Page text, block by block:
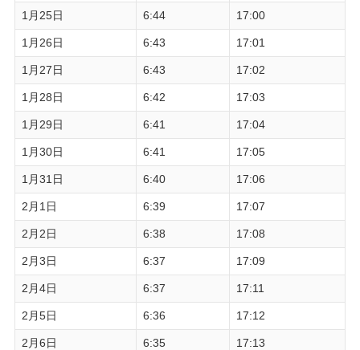
1月25日 6:44 17:00
1月26日 6:43 17:01
1月27日 6:43 17:02
1月28日 6:42 17:03
1月29日 6:41 17:04
1月30日 6:41 17:05
1月31日 6:40 17:06
2月1日 6:39 17:07
2月2日 6:38 17:08
2月3日 6:37 17:09
2月4日 6:37 17:11
2月5日 6:36 17:12
2月6日 6:35 17:13